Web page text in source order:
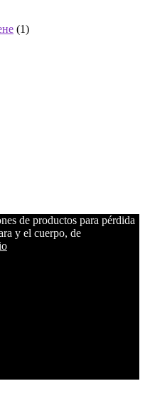
(1)
de productos para pérdida
y el cuerpo, de